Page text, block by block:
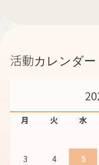
活動カレンダー
月 火 水
3
4 5